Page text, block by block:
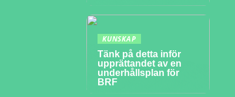
KUNSKAP
Tänk på detta inför
upprättandet av en
underhållsplan för
BRF